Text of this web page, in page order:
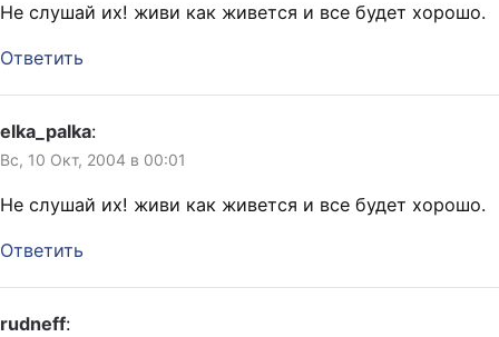
Не слушай их! живи как живется и все будет хорошо.
Ответить
elka_palka:
Вс, 10 Окт, 2004 в 00:01
Не слушай их! живи как живется и все будет хорошо.
Ответить
rudneff: